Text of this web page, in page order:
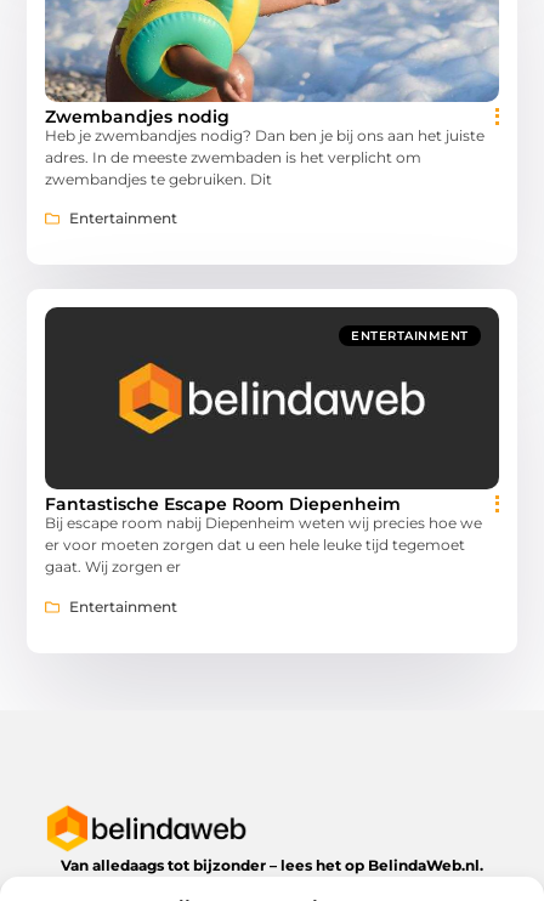
Zwembandjes nodig
Heb je zwembandjes nodig? Dan ben je bij ons aan het juiste
adres. In de meeste zwembaden is het verplicht om
zwembandjes te gebruiken. Dit
Entertainment
ENTERTAINMENT
Fantastische Escape Room Diepenheim
Bij escape room nabij Diepenheim weten wij precies hoe we
er voor moeten zorgen dat u een hele leuke tijd tegemoet
gaat. Wij zorgen er
Entertainment
Van alledaags tot bijzonder – lees het op BelindaWeb.nl.